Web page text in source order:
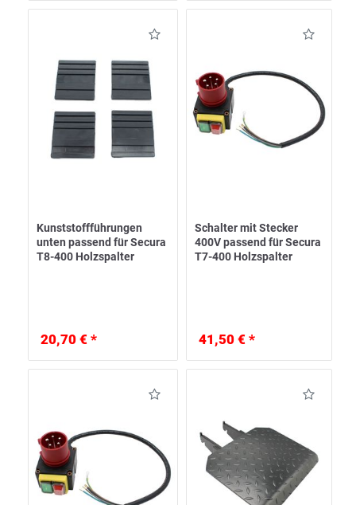
Kunststoffführungen
unten passend für Secura
T8-400 Holzspalter
20,70 € *
Schalter mit Stecker
400V passend für Secura
T7-400 Holzspalter
41,50 € *